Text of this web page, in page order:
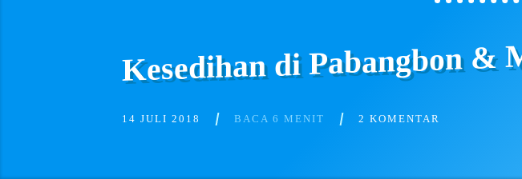
Kesedihan di Pabangbon &
14 JULI 2018 BACA 6 MENIT 2 KOMENTAR